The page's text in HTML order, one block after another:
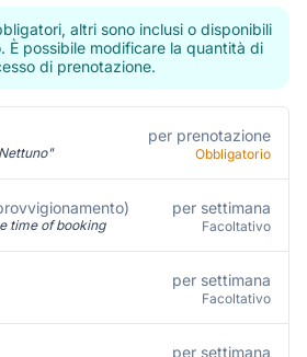
altri sono inclusi o disponibili
È possibile modificare la quantità di
di prenotazione.
per prenotazione
Obbligatorio
time of booking
per settimana
Facoltativo
per settimana
Facoltativo
per settimana